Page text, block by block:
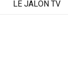
LE JALON TV